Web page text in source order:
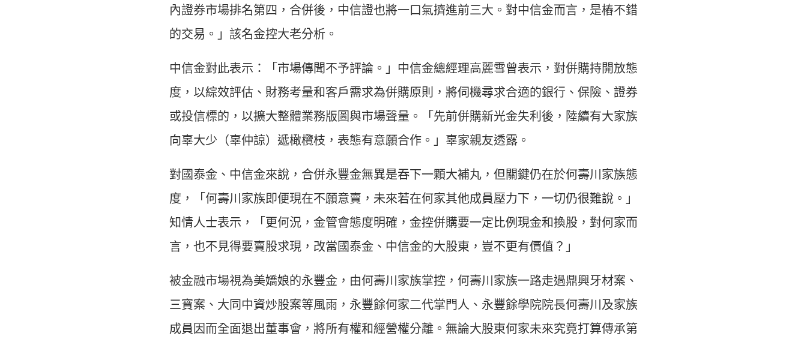
內證券市場排名第四，合併後，中信證也將一口氣擠進前三大。對中信金而言，是樁不錯
的交易。」該名金控大老分析。
中信金對此表示：「市場傳聞不予評論。」中信金總經理高麗雪曾表示，對併購持開放態
度，以綜效評估、財務考量和客戶需求為併購原則，將伺機尋求合適的銀行、保險、證券
或投信標的，以擴大整體業務版圖與市場聲量。「先前併購新光金失利後，陸續有大家族
向辜大少（辜仲諒）遞橄欖枝，表態有意願合作。」辜家親友透露。
對國泰金、中信金來說，合併永豐金無異是吞下一顆大補丸，但關鍵仍在於何壽川家族態
度，「何壽川家族即便現在不願意賣，未來若在何家其他成員壓力下，一切仍很難說。」
知情人士表示，「更何況，金管會態度明確，金控併購要一定比例現金和換股，對何家而
言，也不見得要賣股求現，改當國泰金、中信金的大股東，豈不更有價值？」
被金融市場視為美嬌娘的永豐金，由何壽川家族掌控，何壽川家族一路走過鼎興牙材案、
三寶案、大同中資炒股案等風雨，永豐餘何家二代掌門人、永豐餘學院院長何壽川及家族
成員因而全面退出董事會，將所有權和經營權分離。無論大股東何家未來究竟打算傳承第